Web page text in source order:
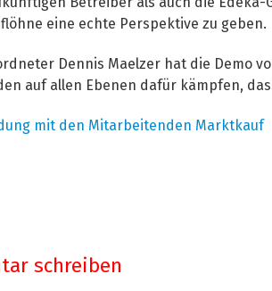
eine echte Perspektive zu geben.
Dennis Maelzer hat die Demo
auf allen Ebenen dafür kämpfen,
schreiben